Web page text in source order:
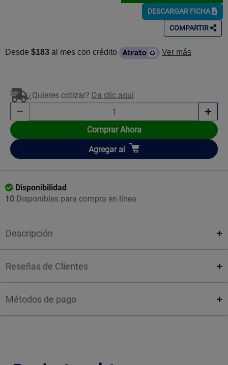
DESCARGAR FICHA
COMPARTIR
Desde $183 al mes con crédito Ver más
¿Quieres cotizar? Da clic aquí
Comprar Ahora
Añadir
Agregar al
Disponibilidad
10 Disponibles para compra en línea
Descripción
Reseñas de Clientes
Métodos de pago